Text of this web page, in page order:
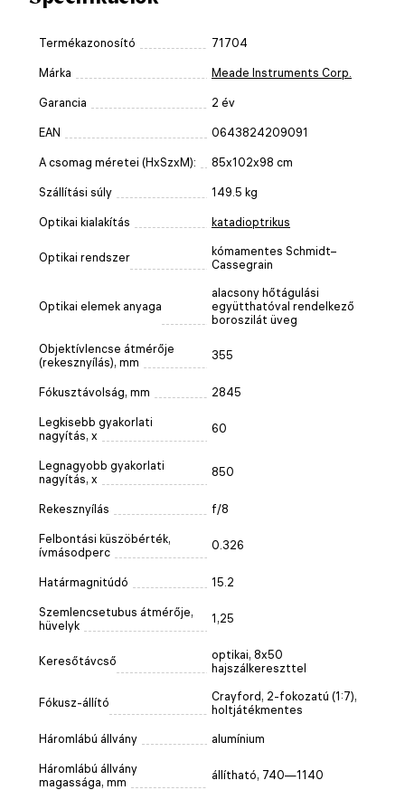
Termékazonosító 71704
Márka Meade Instruments Corp.
Garancia 2 év
EAN 0643824209091
A csomag méretei (HxSzxM): 85x102x98 cm
Szállítási súly 149.5 kg
Optikai kialakítás katadioptrikus
Optikai rendszer
kómamentes Schmidt–
Cassegrain
Optikai elemek anyaga
alacsony hőtágulási
együtthatóval rendelkező
boroszilát üveg
Objektívlencse átmérője
(rekesznyílás), mm
355
Fókusztávolság, mm 2845
Legkisebb gyakorlati
nagyítás, x
60
Legnagyobb gyakorlati
nagyítás, x
850
Rekesznyílás f/8
Felbontási küszöbérték,
ívmásodperc
0.326
Határmagnitúdó 15.2
Szemlencsetubus átmérője,
hüvelyk
1,25
Keresőtávcső
optikai, 8x50
hajszálkereszttel
Fókusz-állító
Crayford, 2-fokozatú (1:7),
holtjátékmentes
Háromlábú állvány alumínium
Háromlábú állvány
magassága, mm
állítható, 740—1140